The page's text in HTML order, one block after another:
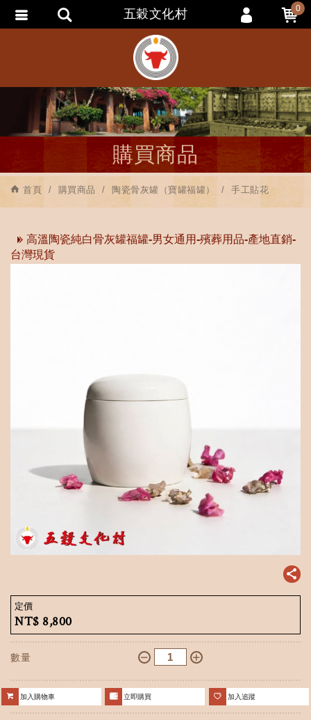
購買商品
首頁 購買商品 陶瓷骨灰罐（寶罐福罐） 手工貼花
高溫陶瓷純白骨灰罐福罐-男女通用-殯葬用品-產地直銷-
台灣現貨
定價
NT$ 8,800
數量
加入購物車 立即購買 加入追蹤
五穀文化村 0
會員登入
會員註冊
忘記密碼
訂單查詢
追蹤清單
匯款通知